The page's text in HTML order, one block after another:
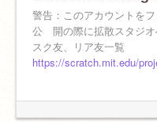
実績（重複している可能
傾向1P一回
コミュ好き一回
傾向7P一回
警告：このアカウントを
公 開の際に拡散スタジオ
スク友、リア友一覧
https://scratch.mit.edu/